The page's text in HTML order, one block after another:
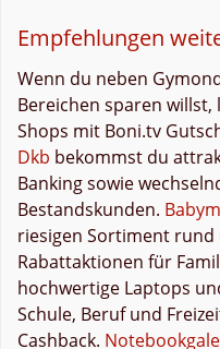
Empfehlungen
Wenn du neben
Bereichen sparen
Shops mit Boni.tv
Dkb bekommst du
Banking sowie
Bestandskunden.
riesigen Sortiment rund
Rabattaktionen für
hochwertige Laptops
Schule, Beruf und
Cashback.